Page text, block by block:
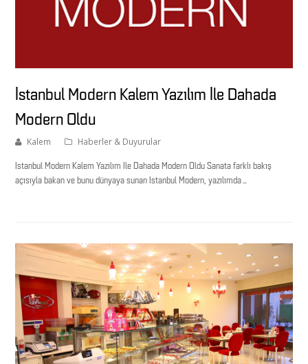
İstanbul Modern Kalem Yazılım İle Dahada
Modern Oldu
Kalem Haberler & Duyurular
İstanbul Modern Kalem Yazılım İle Dahada Modern Oldu Sanata farklı bakış
açısıyla bakan ve bunu dünyaya sunan İstanbul Modern, yazılımda…